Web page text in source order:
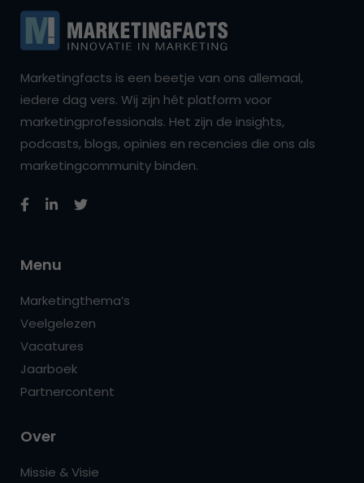
Marketingfacts is een beetje van ons allemaal,
iedere dag vers. Wij zijn hét platform voor
marketingprofessionals. Het zijn de insights,
podcasts, blogs, opinies en recencies die ons als
marketingcommunity binden.
Menu
Marketingthema’s
Veelgelezen
Vacatures
Jaarboek
Partnercontent
Over
Missie & Visie